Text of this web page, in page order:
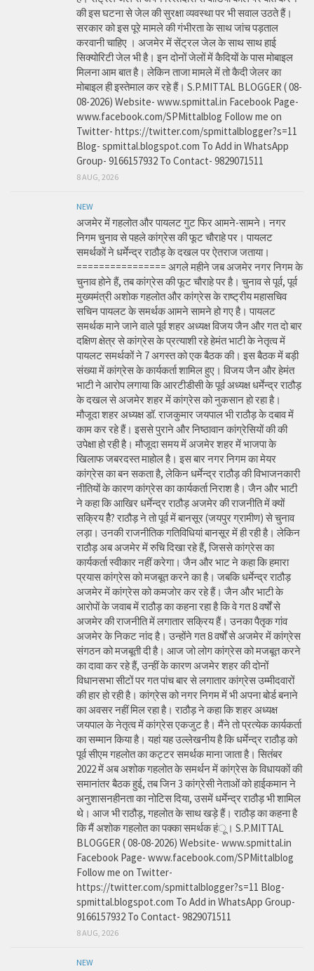
की इस घटना से जेल की सुरक्षा व्यवस्था पर भी सवाल उठते हैं।
सरकार को इस पूरे मामले की गंभीरता के साथ जांच पड़ताल
करवानी चाहिए । अजमेर में सेंट्रल जेल के साथ साथ हाई
सिक्योरिटी जेल भी है। इन दोनों जेलों में कैदियों के पास मोबाइल
मिलना आम बात है। लेकिन ताजा मामले में तो कैदी जेलर का
मोबाइल ही इस्तेमाल कर रहे हैं। S.P.MITTAL BLOGGER ( 08-
08-2026) Website- www.spmittal.in Facebook Page-
www.facebook.com/SPMittalblog Follow me on
Twitter- https://twitter.com/spmittalblogger?s=11
Blog- spmittal.blogspot.com To Add in WhatsApp
Group- 9166157932 To Contact- 9829071511
8 AUG, 2026
NEW
अजमेर में गहलोत और पायलट गुट फिर आमने-सामने। नगर
निगम चुनाव से पहले कांग्रेस की फूट चौराहे पर। पायलट
समर्थकों ने धर्मेन्द्र राठौड़ के दखल पर ऐतराज जताया।
================ अगले महीने जब अजमेर नगर निगम के
चुनाव होने हैं, तब कांग्रेस की फूट चौराहे पर है। चुनाव से पूर्व, पूर्व
मुख्यमंत्री अशोक गहलोत और कांग्रेस के राष्ट्रीय महासचिव
सचिन पायलट के समर्थक आमने सामने हो गए है। पायलट
समर्थक माने जाने वाले पूर्व शहर अध्यक्ष विजय जैन और गत दो बार
दक्षिण क्षेत्र से कांग्रेस के प्रत्याशी रहे हेमंत भाटी के नेतृत्व में
पायलट समर्थकों ने 7 अगस्त को एक बैठक की। इस बैठक में बड़ी
संख्या में कांग्रेस के कार्यकर्ता शामिल हुए। विजय जैन और हेमंत
भाटी ने आरोप लगाया कि आरटीडीसी के पूर्व अध्यक्ष धर्मेन्द्र राठौड़
के दखल से अजमेर शहर में कांग्रेस को नुकसान हो रहा है।
मौजूदा शहर अध्यक्ष डॉ. राजकुमार जयपाल भी राठौड़ के दबाव में
काम कर रहे हैं। इससे पुराने और निष्ठावान कांग्रेसियों की की
उपेक्षा हो रही है। मौजूदा समय में अजमेर शहर में भाजपा के
खिलाफ जबरदस्त माहोल है। इस बार नगर निगम का मेयर
कांग्रेस का बन सकता है, लेकिन धर्मेन्द्र राठौड़ की विभाजनकारी
नीतियों के कारण कांग्रेस का कार्यकर्ता निराश है। जैन और भाटी
ने कहा कि आखिर धर्मेन्द्र राठौड़ अजमेर की राजनीति में क्यों
सक्रिय हैै? राठौड़ ने तो पूर्व में बानसूर (जयपुर ग्रामीण) से चुनाव
लड़ा। उनकी राजनीतिक गतिविधियां बानसूर में ही रही है। लेकिन
राठौड़ अब अजमेर में रुचि दिखा रहे हैं, जिससे कांग्रेस का
कार्यकर्ता स्वीकार नहीं करेगा। जैन और भाट ने कहा कि हमारा
प्रयास कांग्रेस को मजबूत करने का है। जबकि धर्मेन्द्र राठौड़
अजमेर में कांग्रेस को कमजोर कर रहे हैं। जैन और भाटी के
आरोपों के जवाब में राठौड़ का कहना रहा है कि वे गत 8 वर्षों से
अजमेर की राजनीति में लगातार सक्रिय हैं। उनका पैतृक गांव
अजमेर के निकट नांद है। उन्होंने गत 8 वर्षों से अजमेर में कांग्रेस
संगठन को मजबूती दी है। आज जो लोग कांग्रेस को मजबूत करने
का दावा कर रहे हैं, उन्हीं के कारण अजमेर शहर की दोनों
विधानसभा सीटों पर गत पांच बार से लगातार कांग्रेस उम्मीदवारों
की हार हो रही है। कांग्रेस को नगर निगम में भी अपना बोर्ड बनाने
का अवसर नहीं मिल रहा है। राठौड़ ने कहा कि शहर अध्यक्ष
जयपाल के नेतृत्व में कांग्रेस एकजुट है। मैंने तो प्रत्येक कार्यकर्ता
का सम्मान किया है। यहां यह उल्लेखनीय है कि धर्मेन्द्र राठौड़ को
पूर्व सीएम गहलोत का कट्टर समर्थक माना जाता है। सितंबर
2022 में अब अशोक गहलोत के समर्थन में कांग्रेस के विधायकों की
समानांतर बैठक हुई, तब जिन 3 कांग्रेसी नेताओं को हाईकमान ने
अनुशासनहीनता का नोटिस दिया, उसमें धर्मेन्द्र राठौड़ भी शामिल
थे। आज भी राठौड़, गहलोत के साथ खड़े हैं। राठौड़ का कहना है
कि मैं अशोक गहलोत का पक्का समर्थक हंू। S.P.MITTAL
BLOGGER ( 08-08-2026) Website- www.spmittal.in
Facebook Page- www.facebook.com/SPMittalblog
Follow me on Twitter-
https://twitter.com/spmittalblogger?s=11 Blog-
spmittal.blogspot.com To Add in WhatsApp Group-
9166157932 To Contact- 9829071511
8 AUG, 2026
NEW